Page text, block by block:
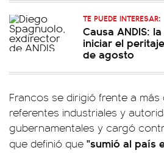
TE PUEDE INTERESAR:
Causa ANDIS:
iniciar el
de agosto
Francos se dirigió frente a más
referentes industriales y
gubernamentales y cargó
que definió que "sumió al país